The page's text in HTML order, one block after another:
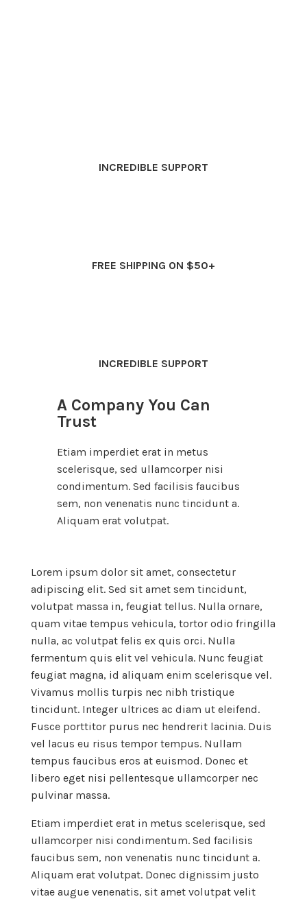
INCREDIBLE SUPPORT
FREE SHIPPING ON $50+
INCREDIBLE SUPPORT
A Company You Can
Trust
Etiam imperdiet erat in metus
scelerisque, sed ullamcorper nisi
condimentum. Sed facilisis faucibus
sem, non venenatis nunc tincidunt a.
Aliquam erat volutpat.
Lorem ipsum dolor sit amet, consectetur
adipiscing elit. Sed sit amet sem tincidunt,
volutpat massa in, feugiat tellus. Nulla ornare,
quam vitae tempus vehicula, tortor odio fringilla
nulla, ac volutpat felis ex quis orci. Nulla
fermentum quis elit vel vehicula. Nunc feugiat
feugiat magna, id aliquam enim scelerisque vel.
Vivamus mollis turpis nec nibh tristique
tincidunt. Integer ultrices ac diam ut eleifend.
Fusce porttitor purus nec hendrerit lacinia. Duis
vel lacus eu risus tempor tempus. Nullam
tempus faucibus eros at euismod. Donec et
libero eget nisi pellentesque ullamcorper nec
pulvinar massa.
Etiam imperdiet erat in metus scelerisque, sed
ullamcorper nisi condimentum. Sed facilisis
faucibus sem, non venenatis nunc tincidunt a.
Aliquam erat volutpat. Donec dignissim justo
vitae augue venenatis, sit amet volutpat velit